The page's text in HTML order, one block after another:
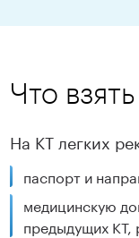
Что
На КТ легких
паспорт и
медицинскую
предыдущих КТ,